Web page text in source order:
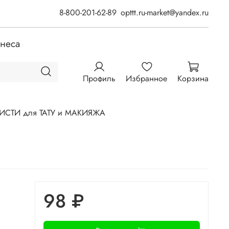
8-800-201-62-89 opttt.ru-market@yandex.ru
Профиль Избранное Корзина
для ТАТУ и МАКИЯЖА
98 ₽